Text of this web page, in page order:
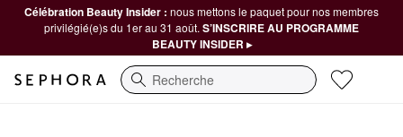
Célébration Beauty Insider : nous mettons le paquet pour nos membres
privilégié(e)s du 1er au 31 août. S’INSCRIRE AU PROGRAMME
BEAUTY INSIDER ▸
Recherche